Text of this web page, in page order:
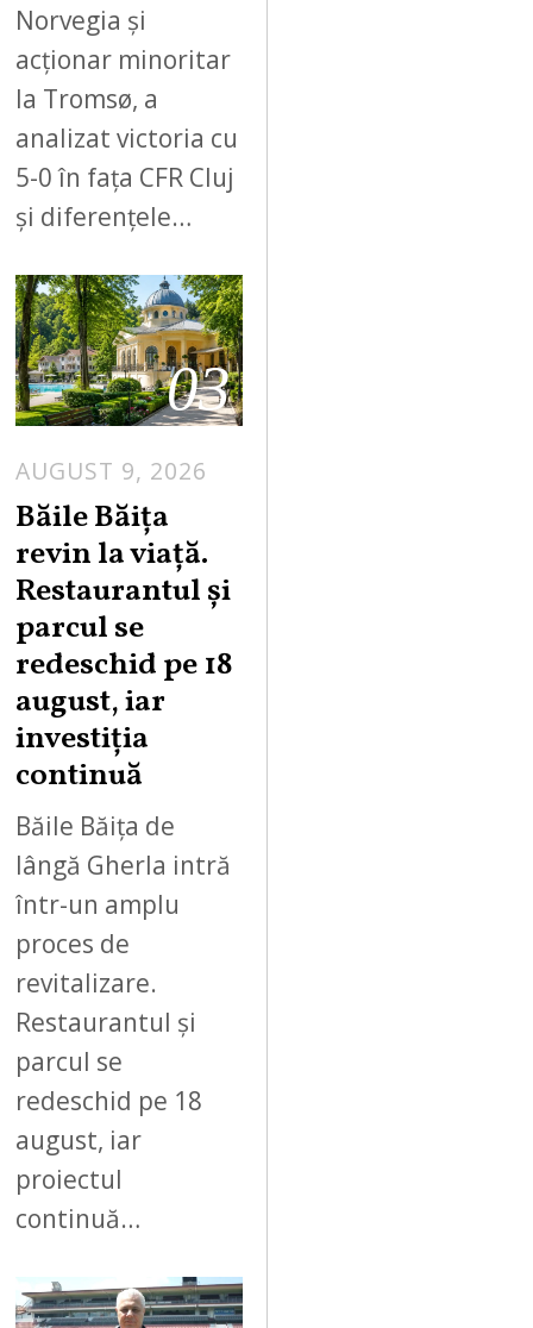
Norvegia și
acționar minoritar
la Tromsø, a
analizat victoria cu
5-0 în fața CFR Cluj
și diferențele…
03
AUGUST 9, 2026
S
9
Băile Băița
revin la viață.
Restaurantul și
parcul se
redeschid pe 18
august, iar
investiția
continuă
Băile Băița de
lângă Gherla intră
într-un amplu
proces de
revitalizare.
Restaurantul și
parcul se
redeschid pe 18
august, iar
proiectul
continuă…